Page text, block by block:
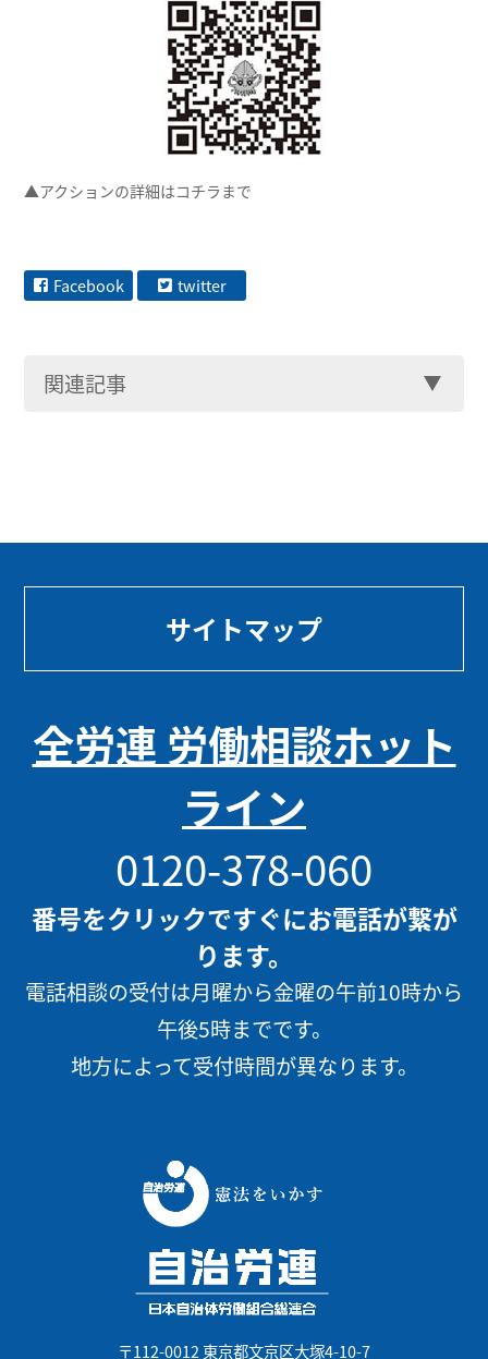
▲アクションの詳細はコチラまで
Facebook twitter
関連記事
サイトマップ
全労連 労働相談ホット
ライン
0120-378-060
番号をクリックですぐにお電話が繋が
ります。
電話相談の受付は月曜から金曜の午前10時から
午後5時までです。
地方によって受付時間が異なります。
〒112-0012 東京都文京区大塚4-10-7